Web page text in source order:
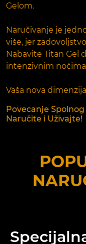
Gelom.
Naručivanje je
više, jer
Nabavite Titan Gel
intenzivnim
Vaša nova
Povecanje
Naručite i Uživajte!